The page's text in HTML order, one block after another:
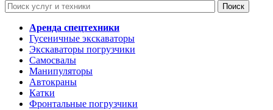
Аренда спецтехники
Гусеничные экскаваторы
Экскаваторы погрузчики
Самосвалы
Манипуляторы
Автокраны
Катки
Фронтальные погрузчики